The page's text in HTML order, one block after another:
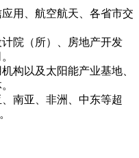
用、航空航天、各省市交
院（所）、房地产开发
构以及太阳能产业基地、
南亚、非洲、中东等超